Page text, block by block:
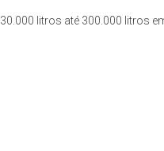
litros até 300.000 litros